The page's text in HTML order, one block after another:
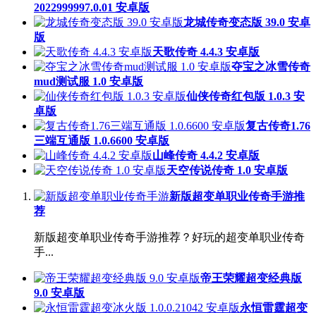
2022999997.0.01 安卓版
龙城传奇变态版 39.0 安卓
版
天歌传奇 4.4.3 安卓版
夺宝之冰雪传奇
mud测试服 1.0 安卓版
仙侠传奇红包版 1.0.3 安
卓版
复古传奇1.76
三端互通版 1.0.6600 安卓版
山峰传奇 4.4.2 安卓版
天空传说传奇 1.0 安卓版
新版超变单职业传奇手游推
荐
新版超变单职业传奇手游推荐？好玩的超变单职业传奇
手...
帝王荣耀超变经典版
9.0 安卓版
永恒雷霆超变